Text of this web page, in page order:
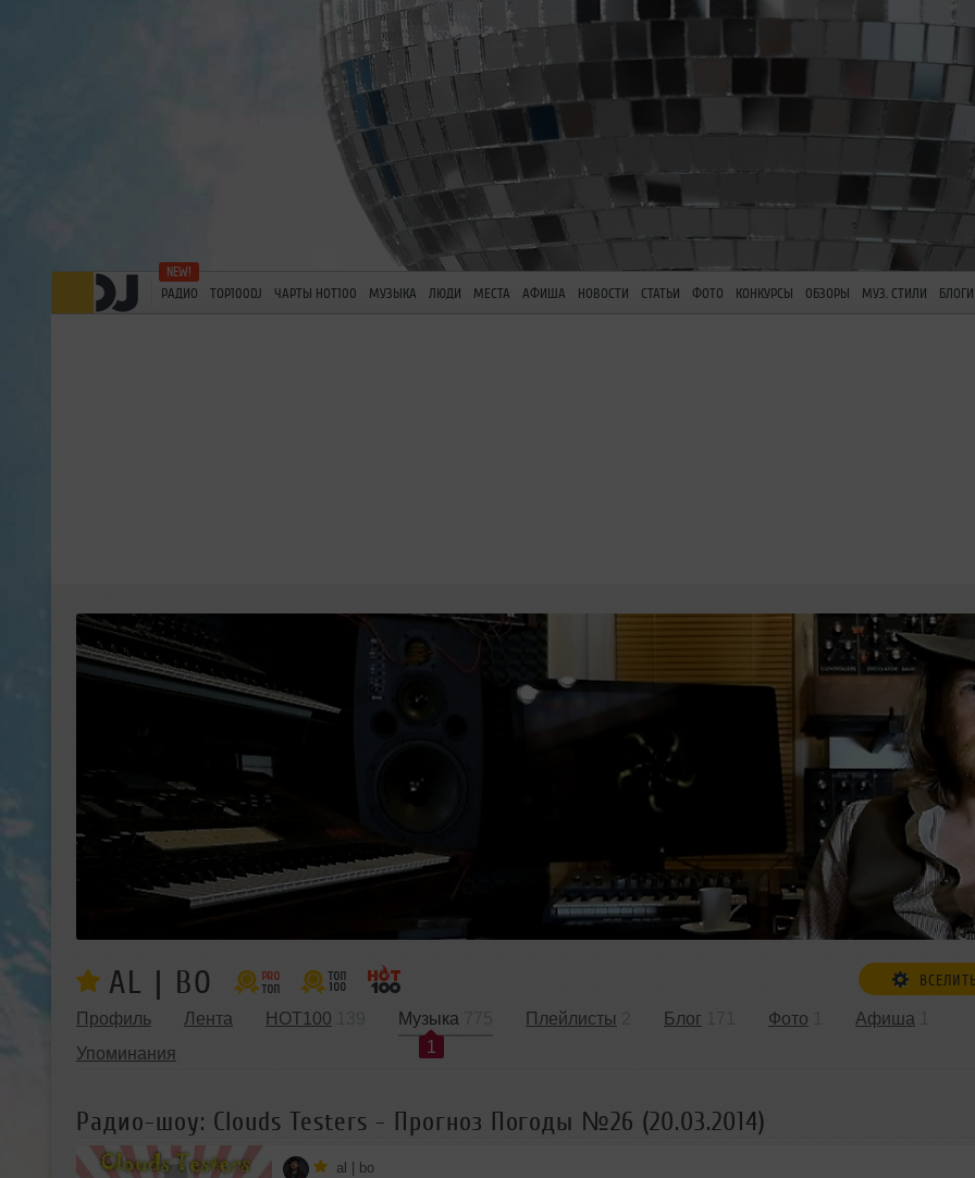
РАДИО TOP100DJ ЧАРТЫ HOT100 МУЗЫКА ЛЮДИ МЕСТА АФИША НОВОСТИ СТАТЬИ ФОТО КОНКУРСЫ ОБЗОРЫ МУЗ. СТИЛИ БЛОГИ
AL | BO
Профиль Лента HOT100
Музыка
1
Плейлисты Блог Фото Афиша
Упоминания
Радио-шоу: Clouds Testers - Прогноз Погоды №26 (20.03.2014)
al | bo